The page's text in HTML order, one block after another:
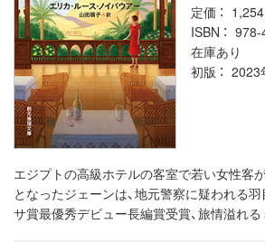
定価
1,254
ISBN
978-
在庫あり
初版
2023
エジプトの高級ホテルの客室で若い女性客
となったジェーンは、地元警察に疑われる
サ賞最優秀デビュー長編賞受賞、旅情溢れる